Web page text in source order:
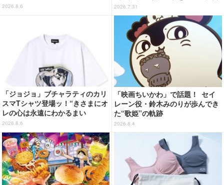
ズなどの最新情報も
2026.8.6
応え抜群の仕上がり
2026.7.31
「ジョジョ」ブチャラティのカリ
スマTシャツ登場ッ！“きさまにオ
レの心は永遠にわかるまい
ッ！”や感動のクライマックスを
デザイン
2026.8.6
「映画ちいかわ」で話題！ セイ
レーン役・鈴木みのりが歩んでき
た“歌姫”の軌跡
2026.8.4